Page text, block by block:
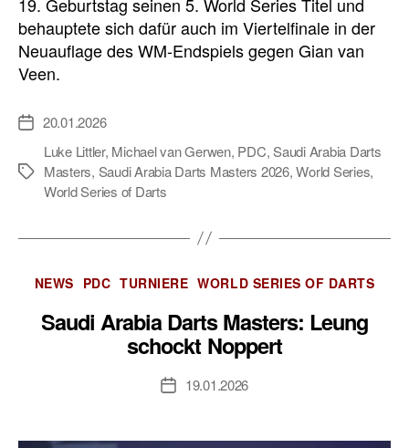
behauptete sich dafür auch im Viertelfinale in der
Neuauflage des WM-Endspiels gegen Gian van
Veen.
Veröffentlichungsdatum
20.01.2026
Schlagwörter
Luke Littler, Michael van Gerwen, PDC,Saudi Arabia Darts
Masters, Saudi Arabia Darts Masters 2026,World Series,
World Series of Darts
Kategorien
NEWS PDC TURNIERE WORLD SERIES OF DARTS
Saudi Arabia Darts Masters: Leung
schockt Noppert
Veröffentlichungsdatum
19.01.2026